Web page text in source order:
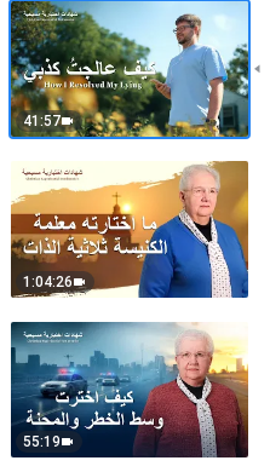
41:57
1:04:26
55:19